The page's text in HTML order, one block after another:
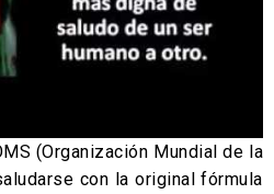
(Organización Mundial de la
con la original fórmula